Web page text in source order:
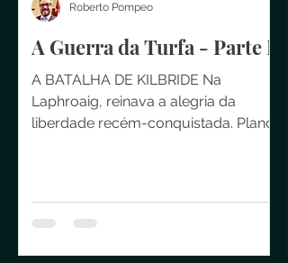
A Guerra da Turfa - Parte II
A BATALHA DE KILBRIDE Na
Laphroaig, reinava a alegria da
liberdade recém-conquistada. Planos
Roberto Pompeo